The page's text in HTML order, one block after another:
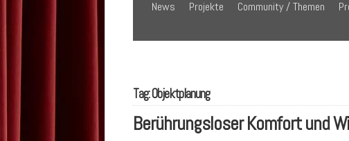
News Projekte Community / Themen
Tag: Objektplanung
Berührungsloser Komfort und